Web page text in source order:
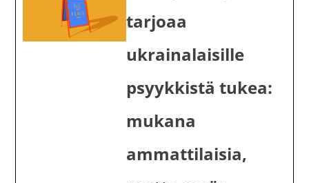
tarjoaa
ukrainalaisille
psyykkistä tukea:
mukana
ammattilaisia,